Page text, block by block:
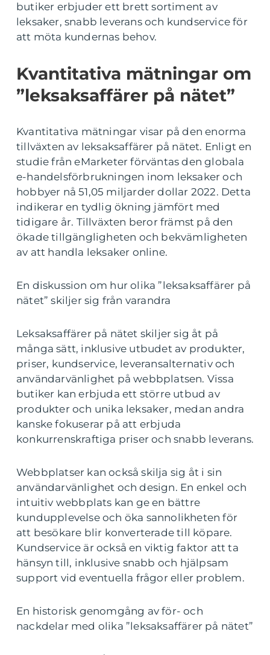
butiker erbjuder ett brett sortiment av
leksaker, snabb leverans och kundservice för
att möta kundernas behov.
Kvantitativa mätningar om
”leksaksaffärer på nätet”
Kvantitativa mätningar visar på den enorma
tillväxten av leksaksaffärer på nätet. Enligt en
studie från eMarketer förväntas den globala
e-handelsförbrukningen inom leksaker och
hobbyer nå 51,05 miljarder dollar 2022. Detta
indikerar en tydlig ökning jämfört med
tidigare år. Tillväxten beror främst på den
ökade tillgängligheten och bekvämligheten
av att handla leksaker online.
En diskussion om hur olika ”leksaksaffärer på
nätet” skiljer sig från varandra
Leksaksaffärer på nätet skiljer sig åt på
många sätt, inklusive utbudet av produkter,
priser, kundservice, leveransalternativ och
användarvänlighet på webbplatsen. Vissa
butiker kan erbjuda ett större utbud av
produkter och unika leksaker, medan andra
kanske fokuserar på att erbjuda
konkurrenskraftiga priser och snabb leverans.
Webbplatser kan också skilja sig åt i sin
användarvänlighet och design. En enkel och
intuitiv webbplats kan ge en bättre
kundupplevelse och öka sannolikheten för
att besökare blir konverterade till köpare.
Kundservice är också en viktig faktor att ta
hänsyn till, inklusive snabb och hjälpsam
support vid eventuella frågor eller problem.
En historisk genomgång av för- och
nackdelar med olika ”leksaksaffärer på nätet”